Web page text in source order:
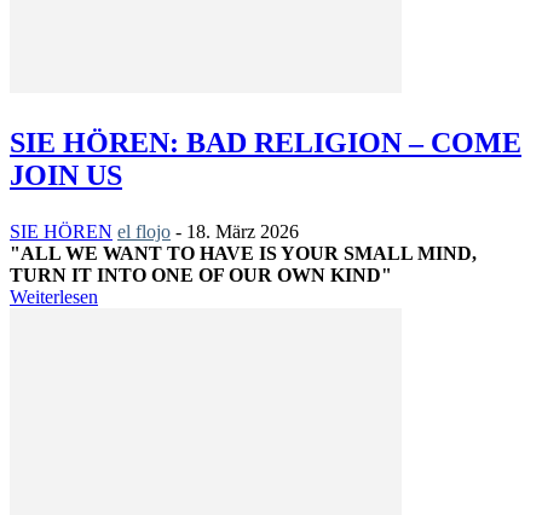
SIE HÖREN: BAD RELIGION – COME
JOIN US
SIE HÖREN el flojo - 18. März 2026
"ALL WE WANT TO HAVE IS YOUR SMALL MIND,
TURN IT INTO ONE OF OUR OWN KIND"
Weiterlesen